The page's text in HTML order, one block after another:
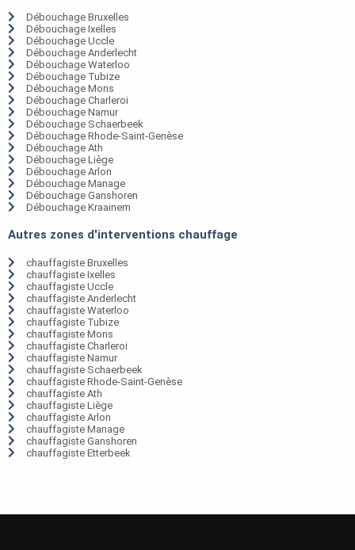
Débouchage Bruxelles
Débouchage Ixelles
Débouchage Uccle
Débouchage Anderlecht
Débouchage Waterloo
Débouchage Tubize
Débouchage Mons
Débouchage Charleroi
Débouchage Namur
Débouchage Schaerbeek
Débouchage Rhode-Saint-Genèse
Débouchage Ath
Débouchage Liège
Débouchage Arlon
Débouchage Manage
Débouchage Ganshoren
Débouchage Kraainem
Autres zones d'interventions chauffage
chauffagiste Bruxelles
chauffagiste Ixelles
chauffagiste Uccle
chauffagiste Anderlecht
chauffagiste Waterloo
chauffagiste Tubize
chauffagiste Mons
chauffagiste Charleroi
chauffagiste Namur
chauffagiste Schaerbeek
chauffagiste Rhode-Saint-Genèse
chauffagiste Ath
chauffagiste Liège
chauffagiste Arlon
chauffagiste Manage
chauffagiste Ganshoren
chauffagiste Etterbeek